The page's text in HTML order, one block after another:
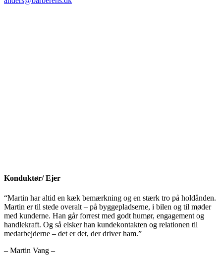
Konduktør/ Ejer
“Martin har altid en kæk bemærkning og en stærk tro på holdånden.
Martin er til stede overalt – på byggepladserne, i bilen og til møder
med kunderne. Han går forrest med godt humør, engagement og
handlekraft. Og så elsker han kundekontakten og relationen til
medarbejderne – det er det, der driver ham.”
– Martin Vang –